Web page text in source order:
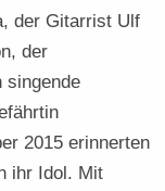
der Gitarrist Ulf
der
singende
2015 erinnerten
ihr Idol. Mit